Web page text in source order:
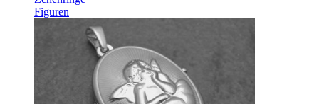
Figuren